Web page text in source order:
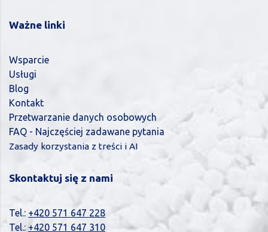
Ważne linki
Wsparcie
Usługi
Blog
Kontakt
Przetwarzanie danych osobowych
FAQ - Najczęściej zadawane pytania
Zasady korzystania z treści i AI
Skontaktuj się z nami
Tel.: +420 571 647 228
Tel.: +420 571 647 310